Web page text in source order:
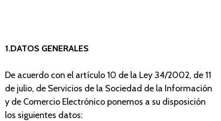
1.DATOS GENERALES
De acuerdo con el artículo 10 de la Ley 34/2002, de 11
de julio, de Servicios de la Sociedad de la Información
y de Comercio Electrónico ponemos a su disposición
los siguientes datos: